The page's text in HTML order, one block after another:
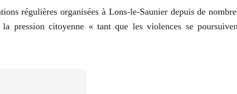
régulières organisées à Lons-le-Saunier depuis de
pression citoyenne « tant que les violences se